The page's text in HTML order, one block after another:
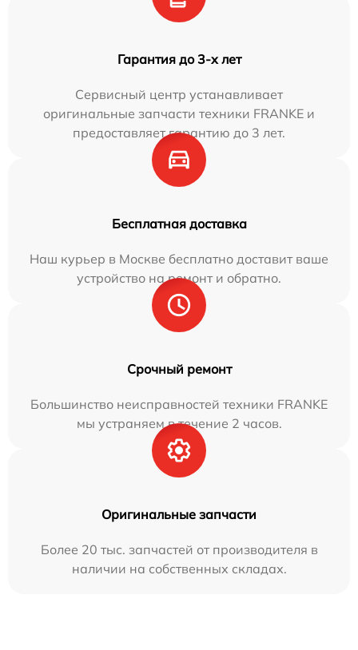
Гарантия до 3-х лет
Сервисный центр устанавливает
оригинальные запчасти техники FRANKE и
предоставляет гарантию до 3 лет.
Бесплатная доставка
Наш курьер в Москве бесплатно доставит ваше
устройство на ремонт и обратно.
Срочный ремонт
Большинство неисправностей техники FRANKE
мы устраняем в течение 2 часов.
Оригинальные запчасти
Более 20 тыс. запчастей от производителя в
наличии на собственных складах.